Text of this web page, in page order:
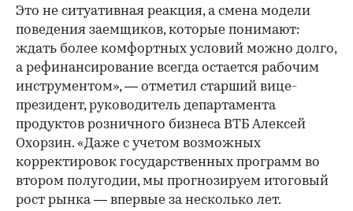
Это не ситуативная реакция, а смена модели
поведения заемщиков, которые понимают:
ждать более комфортных условий можно долго,
а рефинансирование всегда остается рабочим
инструментом», — отметил старший вице-
президент, руководитель департамента
продуктов розничного бизнеса ВТБ Алексей
Охорзин. «Даже с учетом возможных
корректировок государственных программ во
втором полугодии, мы прогнозируем итоговый
рост рынка — впервые за несколько лет.